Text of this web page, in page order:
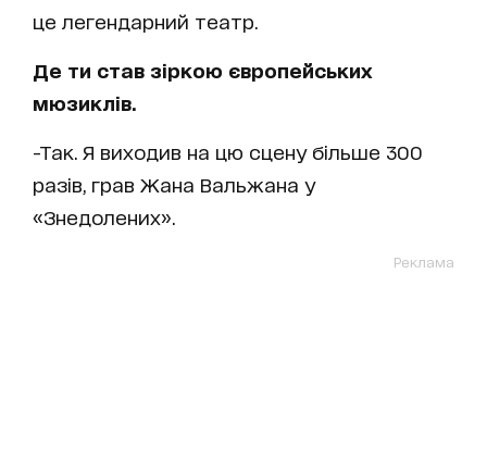
це легендарний театр.
Де ти став зіркою європейських
мюзиклів.
-Так. Я виходив на цю сцену більше 300
разів, грав Жана Вальжана у
«Знедолених».
Реклама